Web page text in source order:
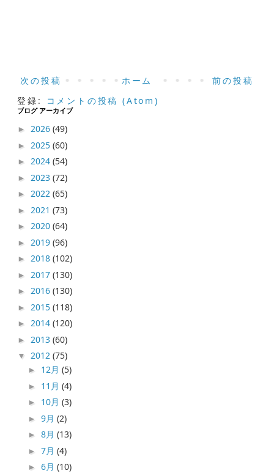
次の投稿 前の投稿
ホーム
登録:
コメントの投稿 (Atom)
ブログ アーカイブ
► 2026(49)
► 2025(60)
► 2024(54)
► 2023(72)
► 2022(65)
► 2021(73)
► 2020(64)
► 2019(96)
► 2018(102)
► 2017(130)
► 2016(130)
► 2015(118)
► 2014(120)
► 2013(60)
▼ 2012(75)
► 12月(5)
► 11月(4)
► 10月(3)
►9月(2)
►8月(13)
►7月(4)
►6月(10)